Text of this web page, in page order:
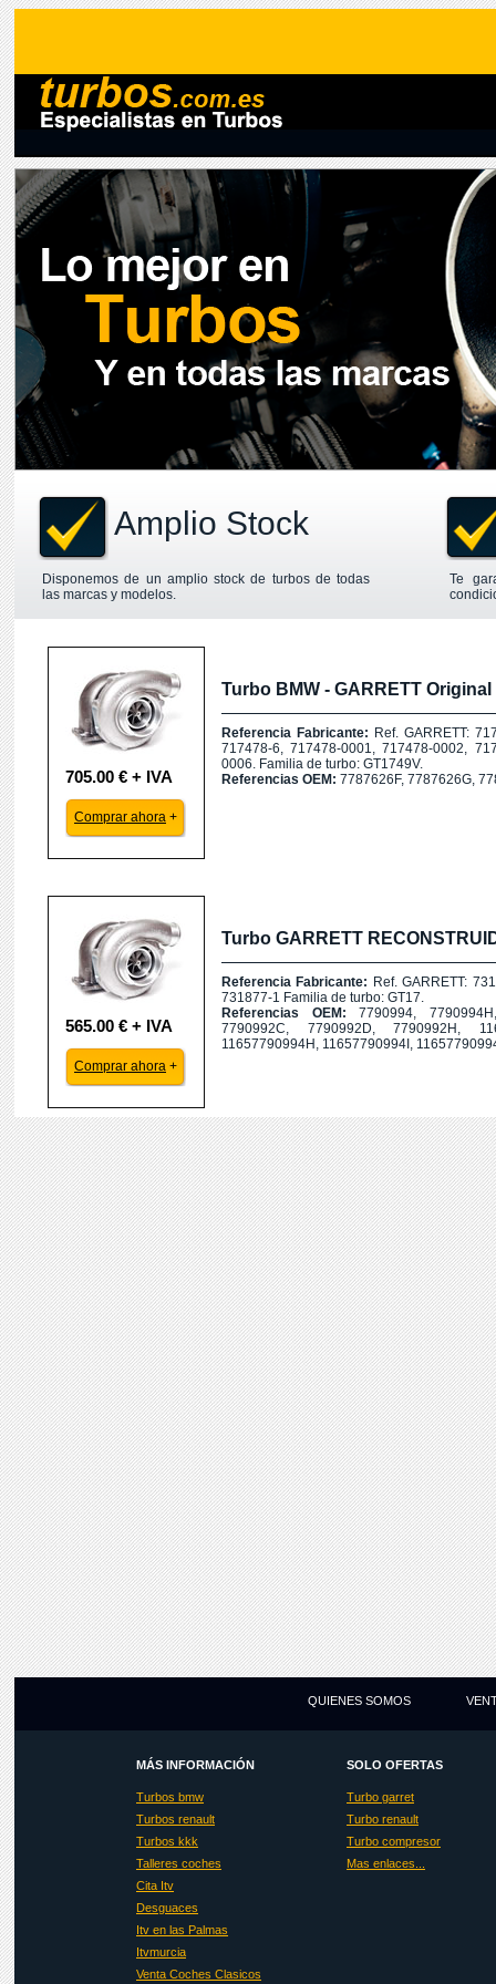
Amplio Stock
Disponemos de un amplio stock de turbos de todas
las marcas y modelos.
Te
705.00 € + IVA
Comprar ahora +
Turbo BMW - GARRETT Original
Referencia Fabricante: Ref. GARRETT:
717478-6, 717478-0001, 717478-0002,
0006. Familia de turbo: GT1749V.
Referencias OEM: 7787626F, 7787626G,
565.00 € + IVA
Comprar ahora +
Turbo GARRETT
Referencia Fabricante: Ref. GARRETT:
731877-1 Familia de turbo: GT17.
Referencias OEM:7790994,
7790992C, 7790992D, 7790992H,
11657790994H, 11657790994I,
QUIENES SOMOS
MÁS INFORMACIÓN
Turbos bmw
Turbos renault
Turbos kkk
Talleres coches
Cita Itv
Desguaces
Itv en las Palmas
Itvmurcia
Venta Coches Clasicos
SOLO OFERTAS
Turbo garret
Turbo renault
Turbo compresor
Mas enlaces...